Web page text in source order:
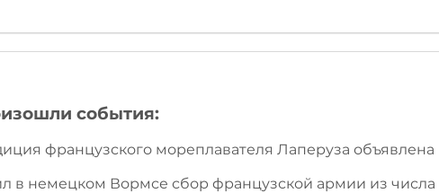
события:
французского мореплавателя Лаперуза
в немецком Вормсе сбор французской армии из числа